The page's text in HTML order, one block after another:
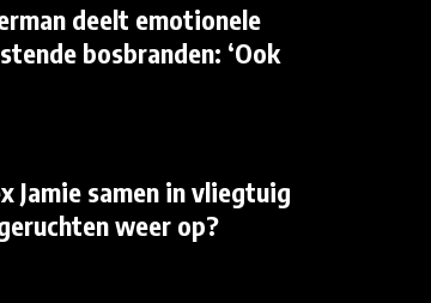
deelt emotionele
bosbranden: ‘Ook
Jamie samen in vliegtuig
weer op?